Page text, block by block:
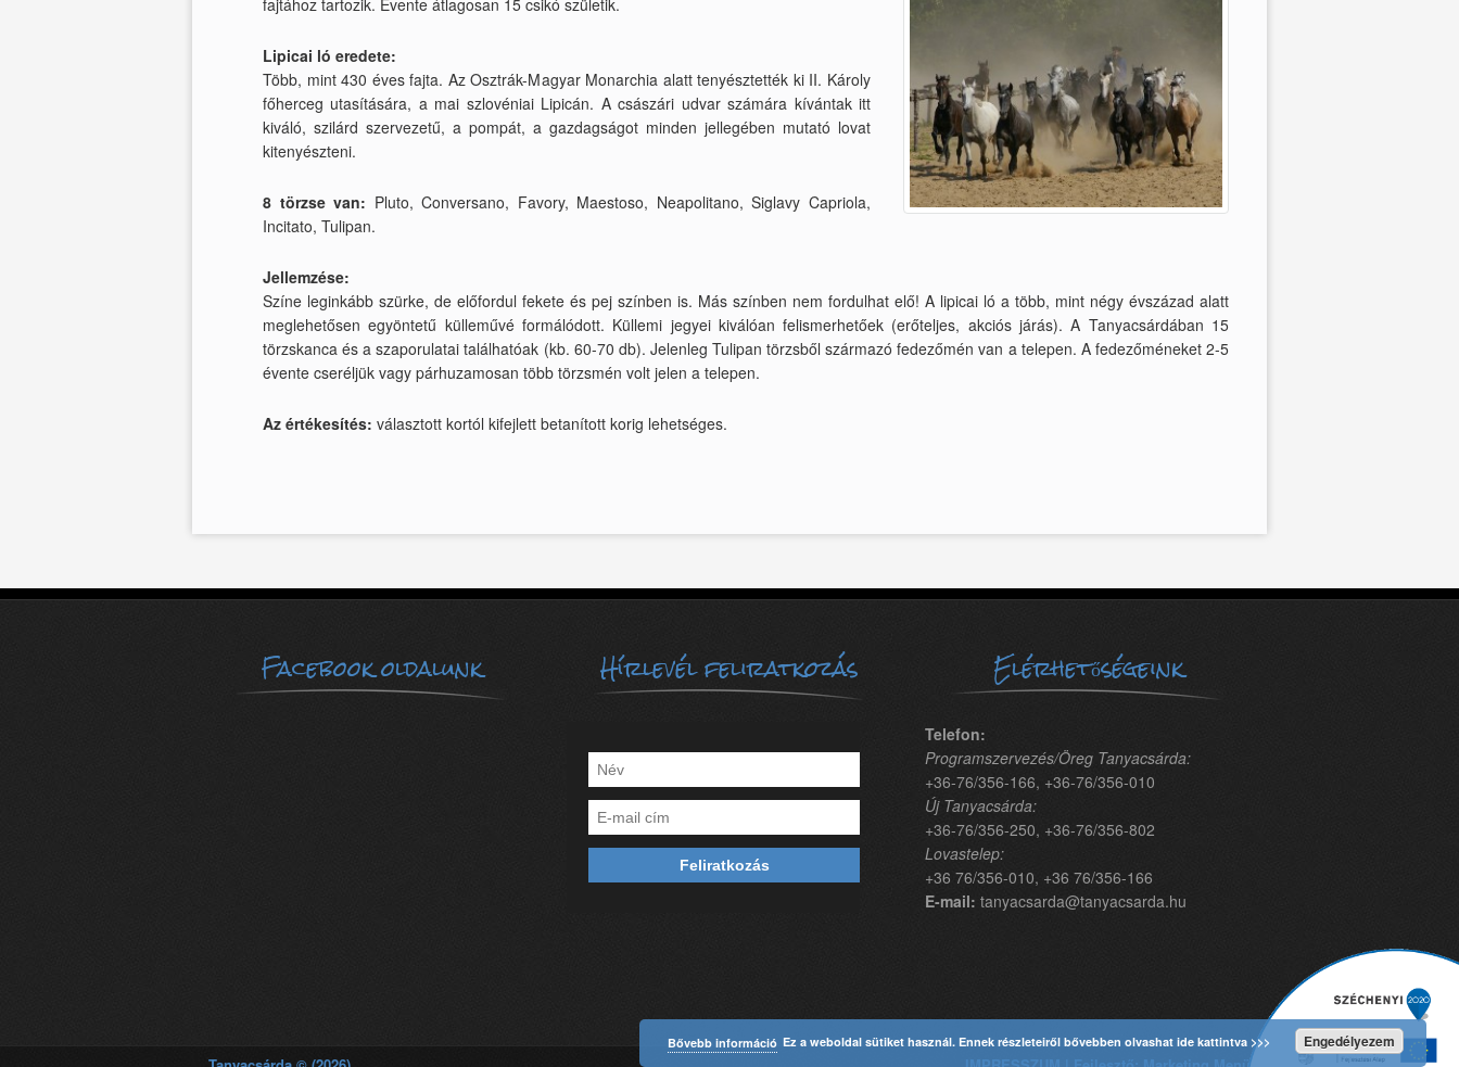
fajtához tartozik. Évente átlagosan 15 csikó születik.
Lipicai ló eredete:
Több, mint 430 éves fajta. Az Osztrák-Magyar Monarchia alatt tenyésztették ki II. Károly
főherceg utasítására, a mai szlovéniai Lipicán. A császári udvar számára kívántak itt
kiváló, szilárd szervezetű, a pompát, a gazdagságot minden jellegében mutató lovat
kitenyészteni.
8 törzse van: Pluto, Conversano, Favory, Maestoso, Neapolitano, Siglavy Capriola,
Incitato, Tulipan.
Jellemzése:
Színe leginkább szürke, de előfordul fekete és pej színben is. Más színben nem fordulhat elő! A lipicai ló a több, mint négy évszázad alatt
meglehetősen egyöntetű külleművé formálódott. Küllemi jegyei kiválóan felismerhetőek (erőteljes, akciós járás). A Tanyacsárdában 15
törzskanca és a szaporulatai találhatóak (kb. 60-70 db). Jelenleg Tulipan törzsből származó fedezőmén van a telepen. A fedezőméneket 2-5
évente cseréljük vagy párhuzamosan több törzsmén volt jelen a telepen.
Az értékesítés: választott kortól kifejlett betanított korig lehetséges.
Facebook oldalunk Hírlevél feliratkozás Elérhetőségeink
Telefon:
Programszervezés/Öreg Tanyacsárda:
+36-76/356-166, +36-76/356-010
Új Tanyacsárda:
+36-76/356-250, +36-76/356-802
Lovastelep:
+36 76/356-010, +36 76/356-166
E-mail: tanyacsarda@tanyacsarda.hu
Ez a weboldal sütiket használ. Ennek részleteiről bővebben olvashat ide kattintva >>>
Bővebb információ Engedélyezem